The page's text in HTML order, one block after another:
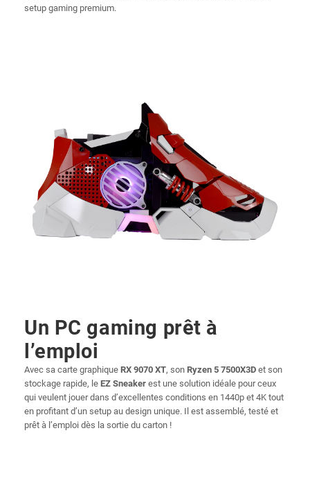
setup gaming premium.
Un PC gaming prêt à
l’emploi
Avec sa carte graphique RX 9070 XT, son Ryzen 5 7500X3D et son
stockage rapide, le EZ Sneaker est une solution idéale pour ceux
qui veulent jouer dans d’excellentes conditions en 1440p et 4K tout
en profitant d’un setup au design unique. Il est assemblé, testé et
prêt à l’emploi dès la sortie du carton !